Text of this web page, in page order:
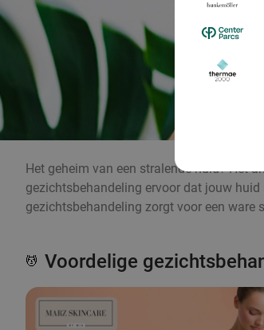
Het geheim van een stralende huid? Het
gezichtsbehandeling ervoor dat jouw
gezichtsbehandeling zorgt voor een ware
💆 Voordelige